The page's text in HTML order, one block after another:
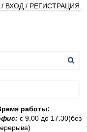
ВХОД / РЕГИСТРАЦИЯ
работы:
с 9.00 до 17.30(без